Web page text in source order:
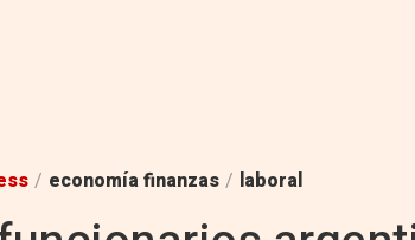
/ economía finanzas / laboral